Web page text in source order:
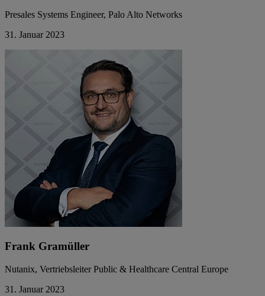
Presales Systems Engineer, Palo Alto Networks
31. Januar 2023
Frank Gramüller
Nutanix, Vertriebsleiter Public & Healthcare Central Europe
31. Januar 2023